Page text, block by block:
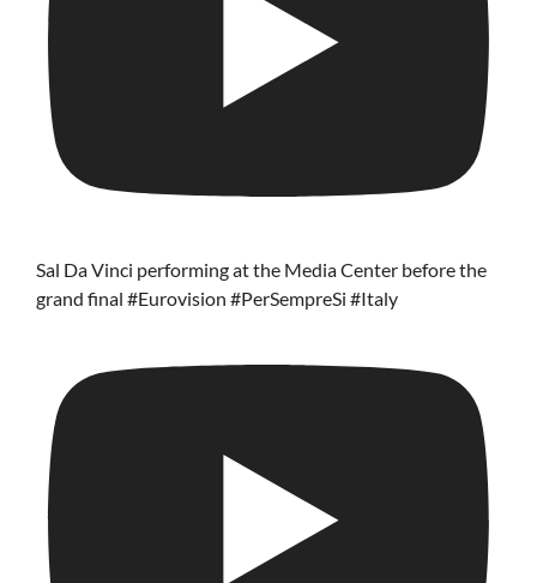
Sal Da Vinci performing at the Media Center before the
grand final #Eurovision #PerSempreSi #Italy